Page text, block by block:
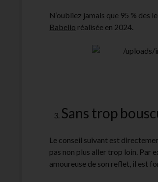
N’oubliez jamais que 95 % des
Babelio réalisée en 2024.
Sans trop
Le conseil suivant est
pas non plus aller trop loin. Par
amoureuse de son reflet, il est